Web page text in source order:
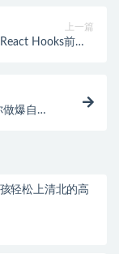
上一篇
Hooks前端js
爆自己
轻松上清北的高